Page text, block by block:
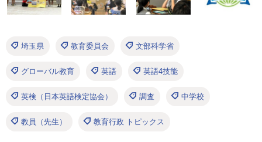
埼玉県 教育委員会 文部科学省
グローバル教育 英語 英語4技能
英検（日本英語検定協会） 調査 中学校
教員（先生） 教育行政 トピックス